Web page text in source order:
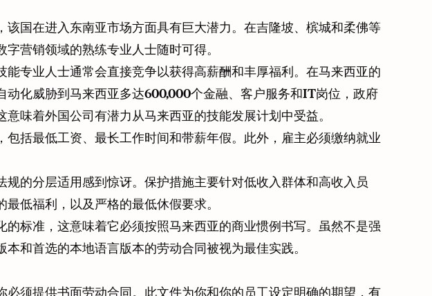
国在进入东南亚市场方面具有巨大潜力。在吉隆坡、槟城和柔佛等
营销领域的熟练专业人士随时可得。
专业人士通常会直接竞争以获得高薪酬和丰厚福利。在马来西亚的
化威胁到马来西亚多达600,000个金融、客户服务和IT岗位，政府
味着外国公司有潜力从马来西亚的技能发展计划中受益。
括最低工资、最长工作时间和带薪年假。此外，雇主必须缴纳就业
的分层适用感到惊讶。保护措施主要针对低收入群体和高收入员
低福利，以及严格的最低休假要求。
标准，这意味着它必须按照马来西亚的商业惯例书写。虽然不是强
和首选的本地语言版本的劳动合同被视为最佳实践。
须提供书面劳动合同。此文件为你和你的员工设定明确的期望，有